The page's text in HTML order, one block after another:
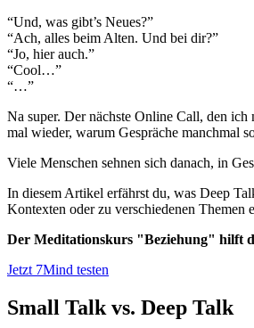
“Und, was gibt’s Neues?”
“Ach, alles beim Alten. Und bei dir?”
“Jo, hier auch.”
“Cool…”
“…”
Na super. Der nächste Online Call, den
mal wieder, warum Gespräche manchmal
Viele Menschen sehnen sich danach, in
In diesem Artikel erfährst du, was Deep
Kontexten oder zu verschiedenen
Der Meditationskurs "Beziehung" hilft
Jetzt 7Mind testen
Small Talk vs. Deep Talk